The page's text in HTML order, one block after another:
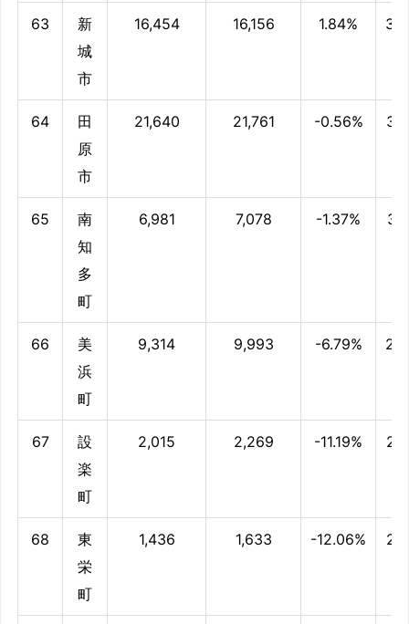
63
新
城
市
16,454 16,156 1.84%
64
田
原
市
21,640 21,761 -0.56%
65
南
知
多
町
6,981 7,078 -1.37%
66
美
浜
町
9,314 9,993 -6.79%
67
設
楽
町
2,015 2,269 -11.19%
68
東
栄
町
1,436 1,633 -12.06%